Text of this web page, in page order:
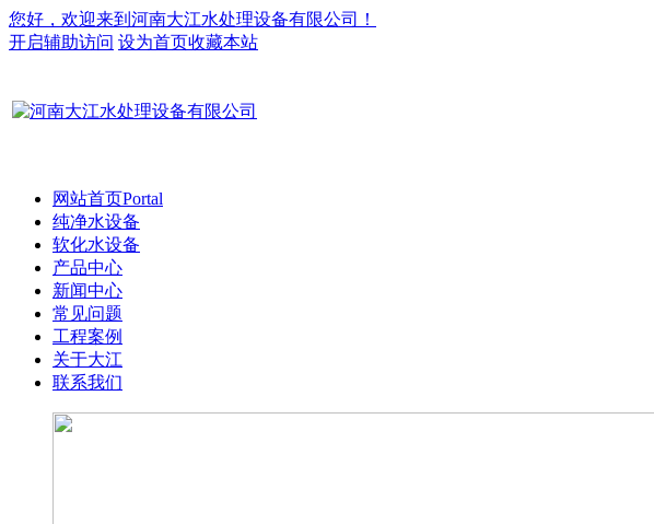
您好，欢迎来到河南大江水处理设备有限公司！
开启辅助访问 设为首页收藏本站
网站首页Portal
纯净水设备
软化水设备
产品中心
新闻中心
常见问题
工程案例
关于大江
联系我们